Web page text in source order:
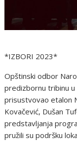
*IZBORI 2023*
Opštinski odbor
predizbornu tribinu
prisustvovao etalon
Kovačević, Dušan
predstavljanja
pružili su podršku